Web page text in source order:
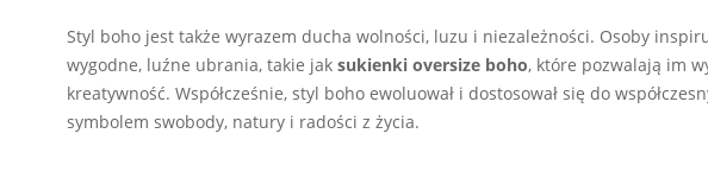
Styl boho jest także wyrazem ducha wolności, luzu i niezależności. Osoby
wygodne, luźne ubrania, takie jak sukienki oversize boho, które pozwalają im
kreatywność. Współcześnie, styl boho ewoluował i dostosował się do
symbolem swobody, natury i radości z życia.